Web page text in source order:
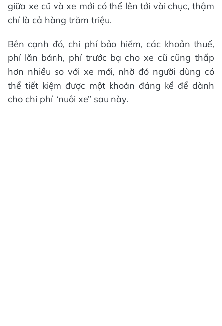
giữa xe cũ và xe mới có thể lên tới vài chục, thậm
chí là cả hàng trăm triệu.
Bên cạnh đó, chi phí bảo hiểm, các khoản thuế,
phí lăn bánh, phí trước bạ cho xe cũ cũng thấp
hơn nhiều so với xe mới, nhờ đó người dùng có
thể tiết kiệm được một khoản đáng kể để dành
cho chi phí “nuôi xe” sau này.